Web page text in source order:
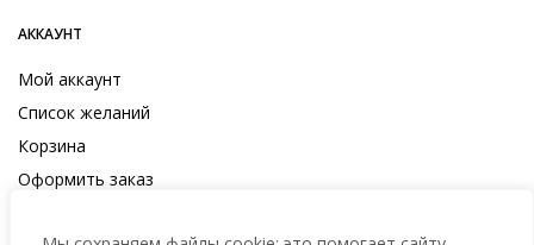
АККАУНТ
Мой аккаунт
Список желаний
Корзина
Оформить заказ